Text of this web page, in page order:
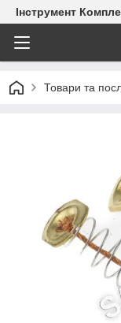
Інструмент
Товари та